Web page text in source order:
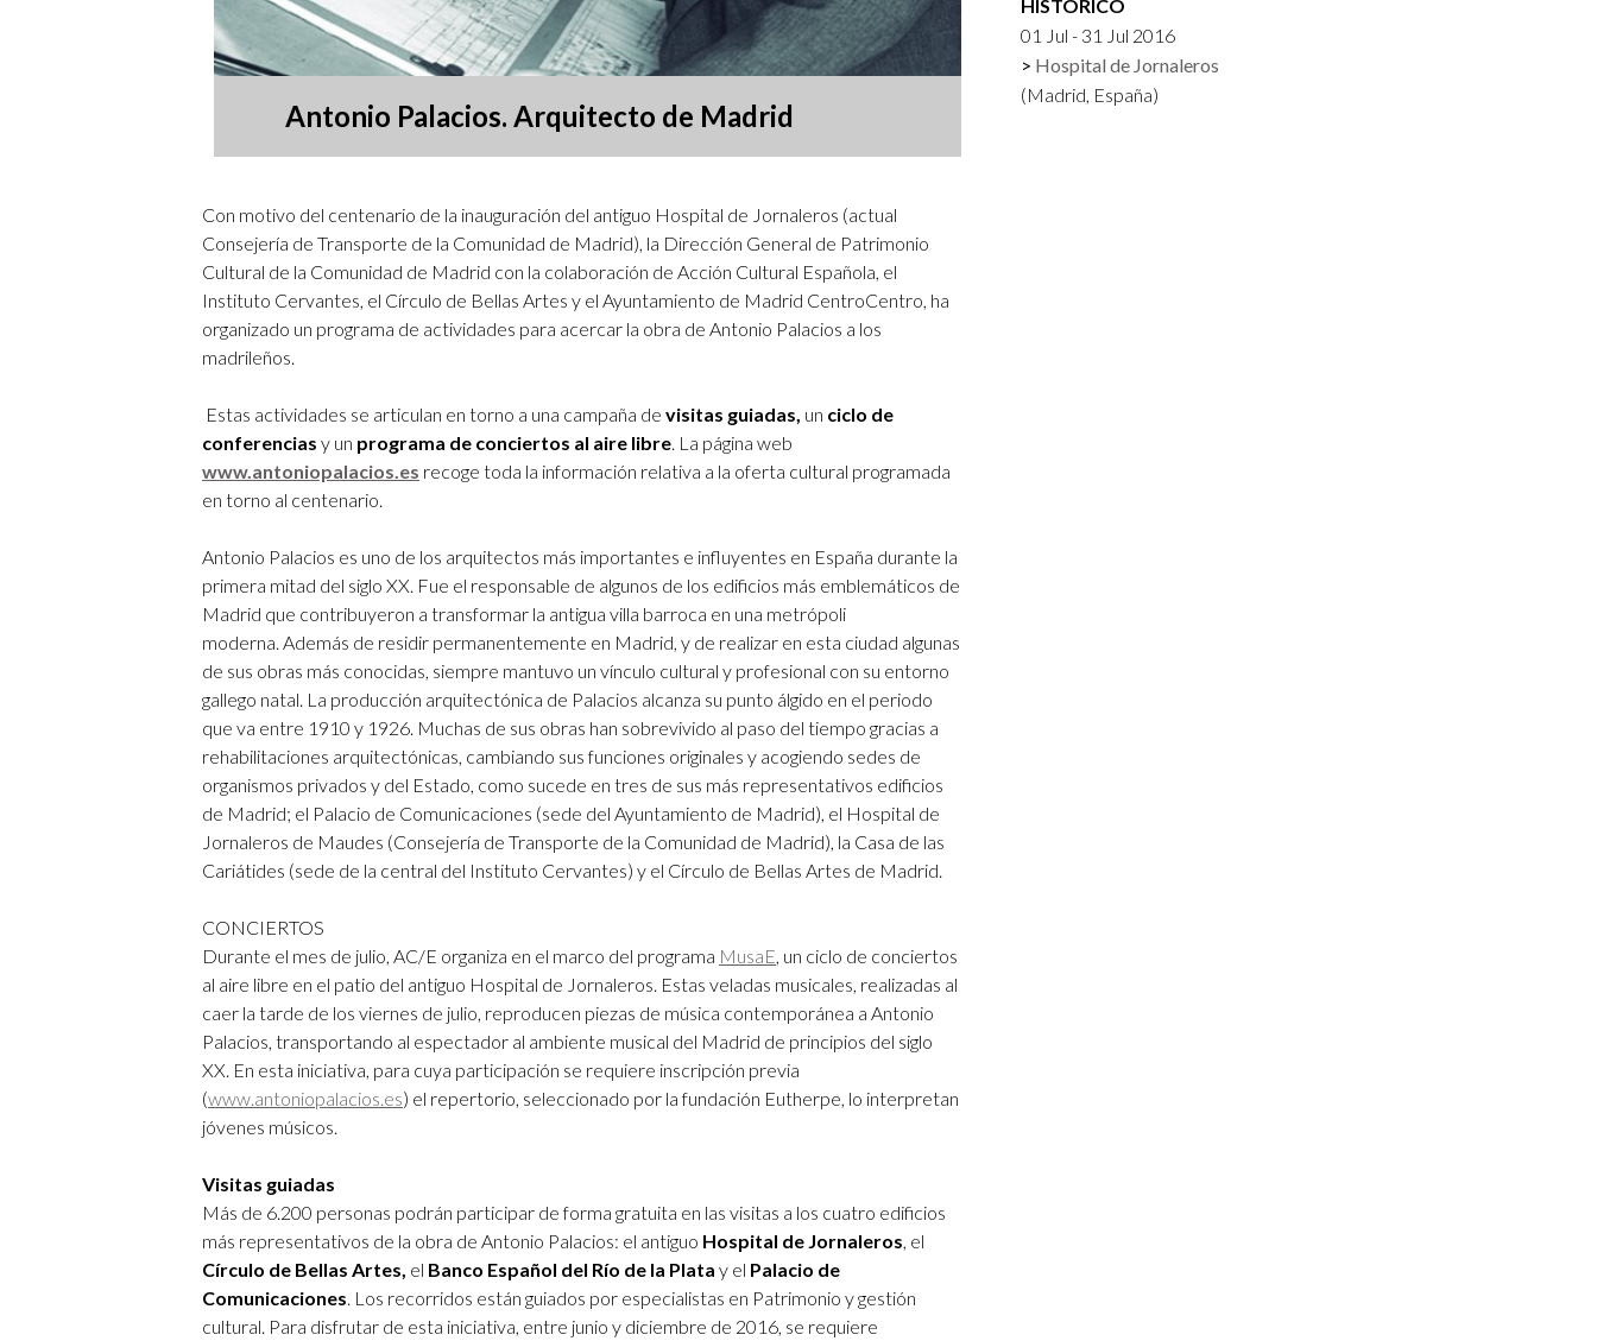
Logos y crédito a AC/E
Contacto
Antonio Palacios. Arquitecto de Madrid
Con motivo del centenario de la inauguración del antiguo Hospital de Jornaleros (actual
Consejería de Transporte de la Comunidad de Madrid) , la Dirección General de Patrimonio
Cultural de la Comunidad de Madrid con la colaboración de Acción Cultural Española, el
Instituto Cervantes, el Círculo de Bellas Artes y el Ayuntamiento de Madrid CentroCentro, ha
organizado un programa de actividades para acercar la obra de Antonio Palacios a los
madrileños.
Estas actividades se articulan en torno a una campaña de visitas guiadas, un ciclo de
conferencias y un programa de conciertos al aire libre . La página web
www.antoniopalacios.es recoge toda la información relativa a la oferta cultural programada
en torno al centenario.
Antonio Palacios es uno de los arquitectos más importantes e influyentes en España durante la
primera mitad del siglo XX. Fue el responsable de algunos de los edificios más emblemáticos de
Madrid que contribuyeron a transformar la antigua villa barroca en una metrópoli
moderna. Además de residir permanentemente en Madrid, y de realizar en esta ciudad algunas
de sus obras más conocidas, siempre mantuvo un vínculo cultural y profesional con su entorno
gallego natal. La producción arquitectónica de Palacios alcanza su punto álgido en el periodo
que va entre 1910 y 1926. Muchas de sus obras han sobrevivido al paso del tiempo gracias a
rehabilitaciones arquitectónicas, cambiando sus funciones originales y acogiendo sedes de
organismos privados y del Estado, como sucede en tres de sus más representativos edificios
de Madrid; el Palacio de Comunicaciones (sede del Ayuntamiento de Madrid), el Hospital de
Jornaleros de Maudes (Consejería de Transporte de la Comunidad de Madrid), la Casa de las
Cariátides (sede de la central del Instituto Cervantes) y el Círculo de Bellas Artes de Madrid.
CONCIERTOS
Durante el mes de julio, AC/E organiza en el marco del programa MusaE , un ciclo de conciertos
al aire libre en el patio del antiguo Hospital de Jornaleros. Estas veladas musicales, realizadas al
caer la tarde de los viernes de julio, reproducen piezas de música contemporánea a Antonio
Palacios, transportando al espectador al ambiente musical del Madrid de principios del siglo
XX. En esta iniciativa, para cuya participación se requiere inscripción previa
(www.antoniopalacios.es) el repertorio, seleccionado por la fundación Eutherpe, lo interpretan
jóvenes músicos.
Visitas guiadas
Más de 6.200 personas podrán participar de forma gratuita en las visitas a los cuatro edificios
más representativos de la obra de Antonio Palacios: el antiguo Hospital de Jornaleros , el
Círculo de Bellas Artes, el Banco Español del Río de la Plata y el Palacio de
Comunicaciones . Los recorridos están guiados por especialistas en Patrimonio y gestión
cultural. Para disfrutar de esta iniciativa, entre junio y diciembre de 2016, se requiere
HISTÓRICO
01 Jul - 31 Jul 2016
Hospital de Jornaleros
(Madrid, España)